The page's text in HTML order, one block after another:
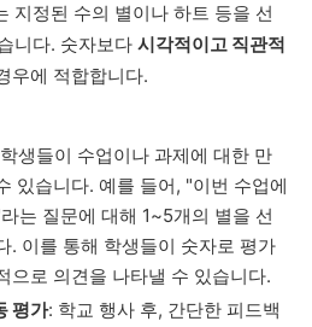
지정된 수의 별이나 하트 등을 선
니다. 숫자보다 시각적이고 직관적
우에 적합합니다.
생들이 수업이나 과제에 대한 만
있습니다. 예를 들어, "이번 수업에
는 질문에 대해 1~5개의 별을 선
. 이를 통해 학생들이 숫자로 평가
으로 의견을 나타낼 수 있습니다.
평가: 학교 행사 후, 간단한 피드백